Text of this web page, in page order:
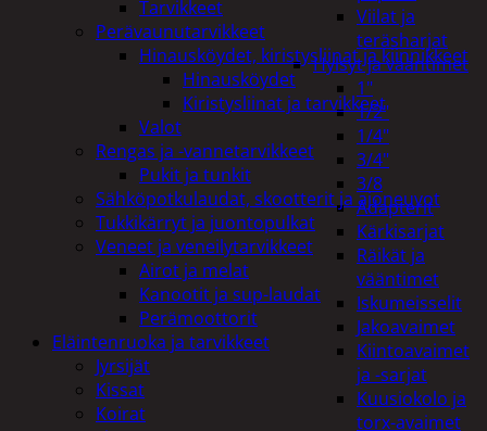
Viilat ja
teräsharjat
Hylsyt ja vääntimet
1"
1/2"
1/4"
3/4"
3/8
Adapterit
Kärkisarjat
Räikät ja
vääntimet
Iskumeisselit
Jakoavaimet
Kiintoavaimet
ja -sarjat
Kuusiokolo ja
torx-avaimet
Tarvikkeet
Perävaunutarvikkeet
Hinausköydet, kiristysliinat ja kiinnikkeet
Hinausköydet
Kiristysliinat ja tarvikkeet
Valot
Rengas ja -vannetarvikkeet
Pukit ja tunkit
Sähköpotkulaudat, skootterit ja ajoneuvot
Tukkikärryt ja juontopulkat
Veneet ja veneilytarvikkeet
Airot ja melat
Kanootit ja sup-laudat
Perämoottorit
Eläintenruoka ja tarvikkeet
Jyrsijät
Kissat
Koirat